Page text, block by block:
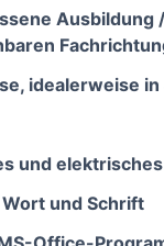
idealerweise
und
und Schrift